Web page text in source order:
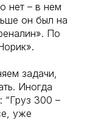
нет – в нем
он был на
По
задачи,
Иногда
“Груз 300 –
уже